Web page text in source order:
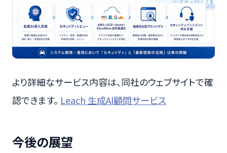
より詳細なサービス内容は、同社のウェブサイトで確
認できます。 Leach 生成AI顧問サービス
今後の展望